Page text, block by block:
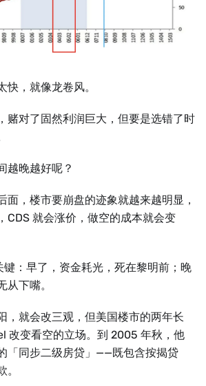
快，就像龙卷风。
赌对了固然利润巨大，但要是选错了时
越晚越好呢？
面，楼市要崩盘的迹象就越来越明显，
CDS 就会涨价，做空的成本就会变
：早了，资金耗光，死在黎明前；晚
从下嘴。
，就会改三观，但美国楼市的两年长
改变看空的立场。到 2005 年秋，他
「同步二级房贷」——既包含按揭贷